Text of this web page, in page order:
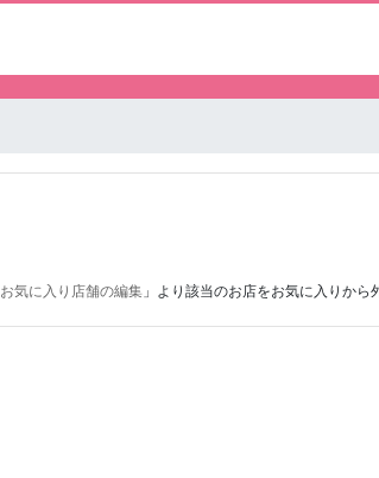
お気に入り店舗の編集 」より該当のお店をお気に入りから